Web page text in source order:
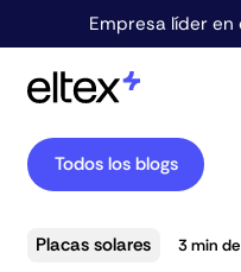
Empresa líder en
Todos los blogs
Placas solares 3min